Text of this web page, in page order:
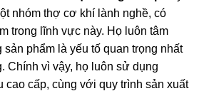
nhóm thợ cơ khí lành nghề, có
trong lĩnh vực này. Họ luôn tâm
phẩm là yếu tố quan trọng nhất
Chính vì vậy, họ luôn sử dụng
cao cấp, cùng với quy trình sản xuất